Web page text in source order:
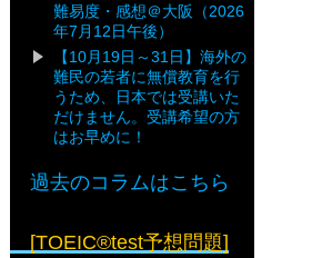
難易度・感想＠大阪（2026
年7月12日午後）
【10月19日～31日】海外の
難民の若者に無償教育を行
うため、日本では受講いた
だけません。受講希望の方
はお早めに！
過去のコラムはこちら
[TOEIC®test予想問題]